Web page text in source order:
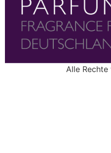
Alle